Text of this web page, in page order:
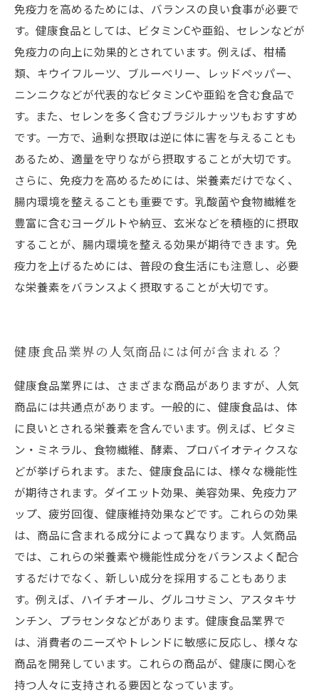
免疫力を高めるためには、バランスの良い食事が必要で
す。健康食品としては、ビタミンCや亜鉛、セレンなどが
免疫力の向上に効果的とされています。例えば、柑橘
類、キウイフルーツ、ブルーベリー、レッドペッパー、
ニンニクなどが代表的なビタミンCや亜鉛を含む食品で
す。また、セレンを多く含むブラジルナッツもおすすめ
です。一方で、過剰な摂取は逆に体に害を与えることも
あるため、適量を守りながら摂取することが大切です。
さらに、免疫力を高めるためには、栄養素だけでなく、
腸内環境を整えることも重要です。乳酸菌や食物繊維を
豊富に含むヨーグルトや納豆、玄米などを積極的に摂取
することが、腸内環境を整える効果が期待できます。免
疫力を上げるためには、普段の食生活にも注意し、必要
な栄養素をバランスよく摂取することが大切です。
健康食品業界の人気商品には何が含まれる？
健康食品業界には、さまざまな商品がありますが、人気
商品には共通点があります。一般的に、健康食品は、体
に良いとされる栄養素を含んでいます。例えば、ビタミ
ン・ミネラル、食物繊維、酵素、プロバイオティクスな
どが挙げられます。また、健康食品には、様々な機能性
が期待されます。ダイエット効果、美容効果、免疫力ア
ップ、疲労回復、健康維持効果などです。これらの効果
は、商品に含まれる成分によって異なります。人気商品
では、これらの栄養素や機能性成分をバランスよく配合
するだけでなく、新しい成分を採用することもありま
す。例えば、ハイチオール、グルコサミン、アスタキサ
ンチン、プラセンタなどがあります。健康食品業界で
は、消費者のニーズやトレンドに敏感に反応し、様々な
商品を開発しています。これらの商品が、健康に関心を
持つ人々に支持される要因となっています。